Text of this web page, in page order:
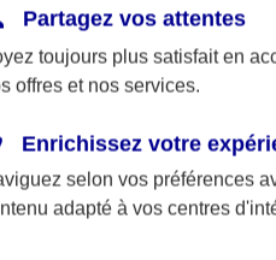
précédente
Fermer le menu
Partagez vos attentes
toujours plus satisfait en
offres et nos services.
Enrichissez votre
selon vos préférences
adapté à vos centres